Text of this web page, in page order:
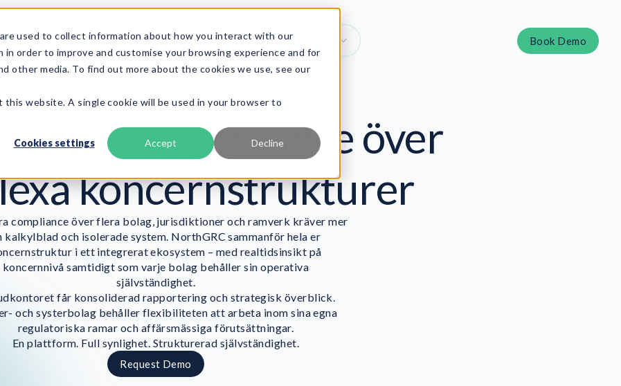
used to collect information about how you interact with our
order to improve and customise your browsing experience and for
other media. To find out more about the cookies we use, see our
website. A single cookie will be used in your browser to
Cookies settings Accept Decline
Produkt Ramverk Tjänster Resurser Om oss Book Demo
Enterprise Compliance-ekosystem
governance över
koncernstrukturer
compliance över flera bolag, jurisdiktioner och ramverk kräver mer
kalkylblad och isolerade system. NorthGRC sammanför hela er
i ett integrerat ekosystem – med realtidsinsikt på
koncernnivå samtidigt som varje bolag behåller sin operativa
självständighet.
får konsoliderad rapportering och strategisk överblick.
och systerbolag behåller flexibiliteten att arbeta inom sina egna
regulatoriska ramar och affärsmässiga förutsättningar.
En plattform. Full synlighet. Strukturerad självständighet.
Request Demo